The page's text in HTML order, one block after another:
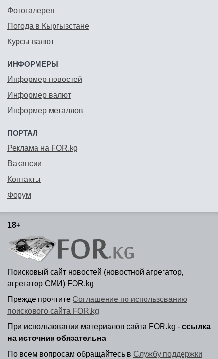
Фотогалерея
Погода в Кыргызстане
Курсы валют
ИНФОРМЕРЫ
Информер новостей
Информер валют
Информер металлов
ПОРТАЛ
Реклама на FOR.kg
Вакансии
Контакты
Форум
18+
Поисковый сайт новостей (новостной агрегатор,
агрегатор СМИ) FOR.kg
Прежде прочтите Соглашение по использованию
поискового сайта FOR.kg
При использовании материалов сайта FOR.kg - ссылка
на источник обязательна
По всем вопросам обращайтесь в Службу поддержки